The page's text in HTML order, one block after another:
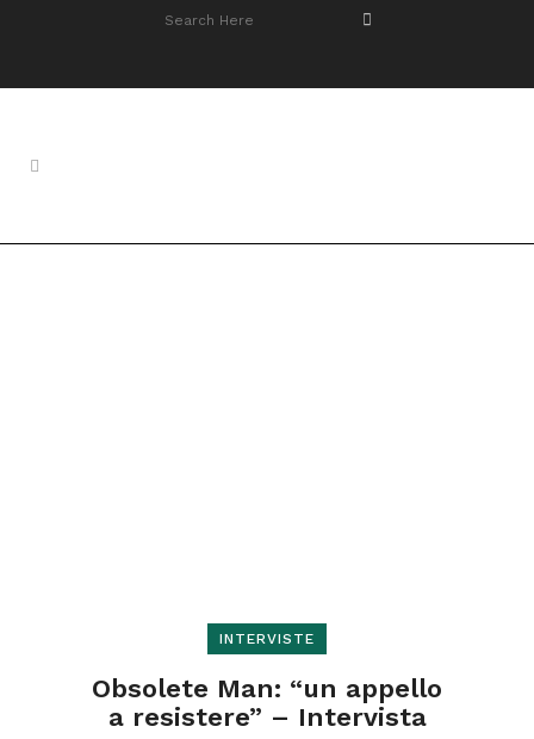
INTERVISTE
Obsolete Man: “un appello
a resistere” – Intervista